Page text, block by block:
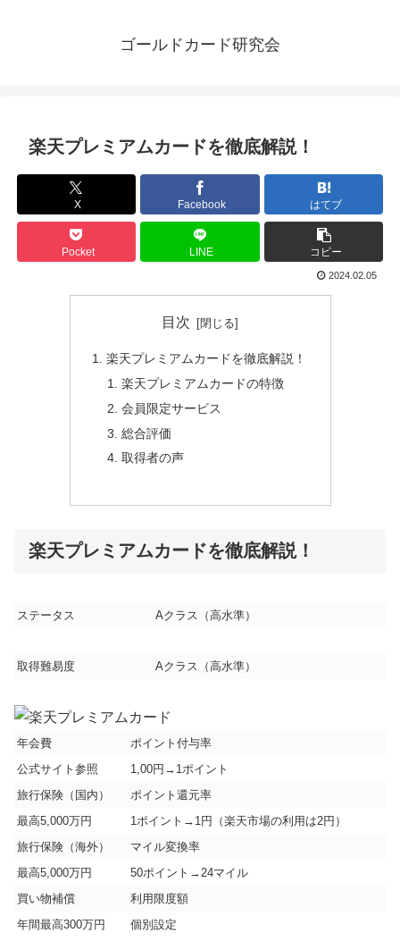
ゴールドカード研究会
楽天プレミアムカードを徹底解説！
X Facebook はてブ
Pocket LINE コピー
2024.02.05
目次
楽天プレミアムカードを徹底解説！
楽天プレミアムカードの特徴
会員限定サービス
総合評価
取得者の声
楽天プレミアムカードを徹底解説！
ステータス Aクラス（高水準）
取得難易度 Aクラス（高水準）
年会費
ポイント付与率
公式サイト参照
1,00円→1ポイント
旅行保険（国内）
ポイント還元率
最高5,000万円
1ポイント→1円（楽天市場の利用は2円）
旅行保険（海外）
マイル変換率
最高5,000万円
50ポイント→24マイル
買い物補償
利用限度額
年間最高300万円
個別設定